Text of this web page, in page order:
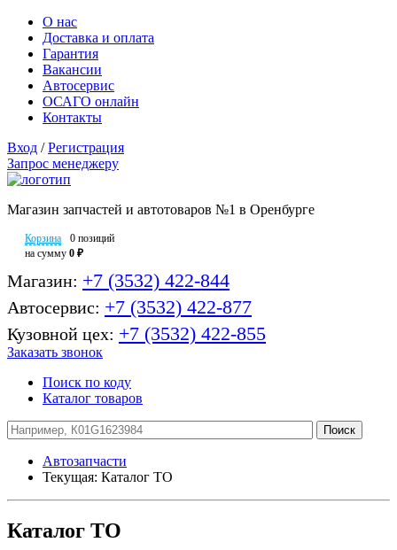
О нас
Доставка и оплата
Гарантия
Вакансии
Автосервис
ОСАГО онлайн
Контакты
Вход / Регистрация
Запрос менеджеру
Магазин запчастей и автотоваров №1 в Оренбурге
Корзина
0 позиций
на сумму 0 ₽
Магазин: +7 (3532) 422-844
Автосервис: +7 (3532) 422-877
Кузовной цех: +7 (3532) 422-855
Заказать звонок
Поиск по коду
Каталог товаров
Автозапчасти
Текущая: Каталог ТО
Каталог ТО